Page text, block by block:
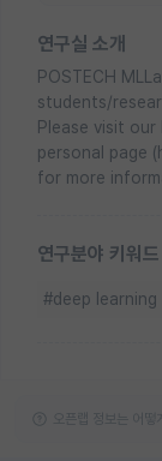
연구실 소개
POSTECH
students/
Please visit
personal page
for more
연구분야 키워드
#deep learning
오픈랩 정보는 어